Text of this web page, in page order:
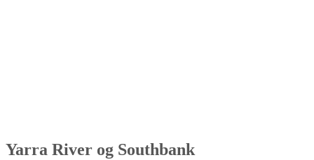
Yarra River og Southbank